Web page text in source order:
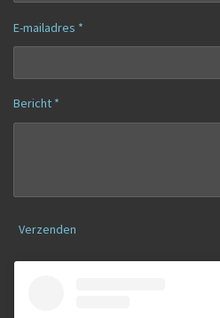
E-mailadres *
Bericht *
Verzenden